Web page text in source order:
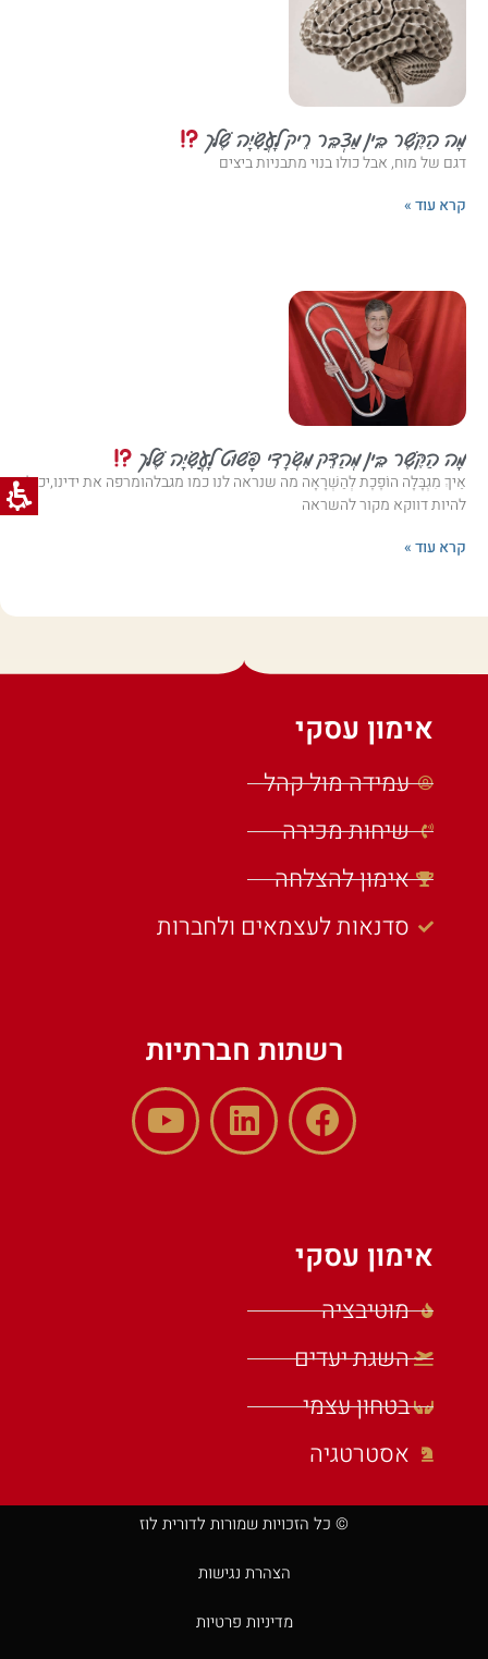
מָה הַקֶּשֶׁר בֵּין מַצְבֵּר רֵיק לָעֲשִׂיָּה שֶׁלּך
דגם של מוח, אבל כולו בנוי מתבניות ביצים
קרא עוד »
מָה הַקֶּשֶׁר בֵּין מְהַדֵּק מִשְׂרָדִי פָּשׁוּט לָעֲשִׂיָּה שֶׁלּך
אֵיךְ מִגְבָּלָה הוֹפֶכֶת לְהַשְׁרָאָה מה שנראה לנו כמו מגבלהומרפה את ידינו,יכול
להיות דווקא מקור להשראה
קרא עוד »
אימון עסקי
עמידה מול קהל
שיחות מכירה
אימון להצלחה
סדנאות לעצמאים ולחברות
רשתות חברתיות
אימון עסקי
מוטיבציה
השגת יעדים
בטחון עצמי
אסטרטגיה
© כל הזכויות שמורות לדורית לוז
הצהרת נגישות
מדיניות פרטיות